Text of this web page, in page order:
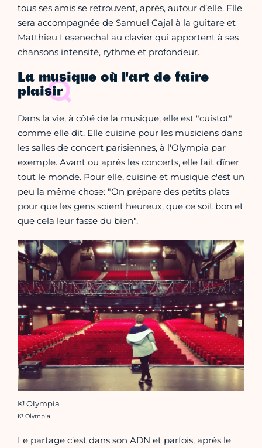
tous ses amis se retrouvent, après, autour d’elle. Elle
sera accompagnée de Samuel Cajal à la guitare et
Matthieu Lesenechal au clavier qui apportent à ses
chansons intensité, rythme et profondeur.
La musique où l'art de faire
plaisir
Dans la vie, à côté de la musique, elle est "cuistot"
comme elle dit. Elle cuisine pour les musiciens dans
les salles de concert parisiennes, à l'Olympia par
exemple. Avant ou après les concerts, elle fait dîner
tout le monde. Pour elle, cuisine et musique c'est un
peu la même chose: "On prépare des petits plats
pour que les gens soient heureux, que ce soit bon et
que cela leur fasse du bien".
K! Olympia
Crédit photo :
K! Olympia
Le partage c’est dans son ADN et parfois, après le